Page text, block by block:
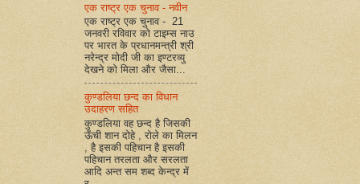
एक राष्ट्र एक चुनाव - नवीन
एक राष्ट्र एक चुनाव - 21
जनवरी रविवार को टाइम्स नाउ
पर भारत के प्रधानमन्त्री श्री
नरेन्द्र मोदी जी का इण्टरव्यु
देखने को मिला और जैसा...
कुण्डलिया छन्द का विधान
उदाहरण सहित
कुण्डलिया वह छन्द है जिसकी
ऊँची शान दोहे , रोले का मिलन
, है इसकी पहिचान है इसकी
पहिचान तरलता और सरलता
आदि अन्त सम शब्द केन्द्र में